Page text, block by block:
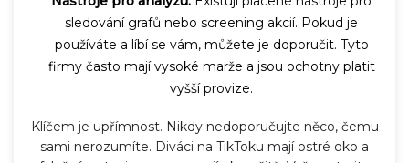
sledování grafů nebo screening akcií. Pokud je
používáte a líbí se vám, můžete je doporučit. Tyto
firmy často mají vysoké marže a jsou ochotny platit
vyšší provize.
Klíčem je upřímnost. Nikdy nedoporučujte něco, čemu
sami nerozumíte. Diváci na TikToku mají ostré oko a